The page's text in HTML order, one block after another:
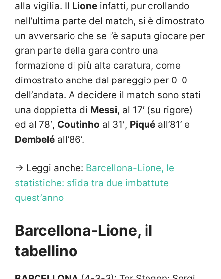
alla vigilia. Il Lione infatti, pur crollando
nell’ultima parte del match, si è dimostrato
un avversario che se l’è saputa giocare per
gran parte della gara contro una
formazione di più alta caratura, come
dimostrato anche dal pareggio per 0-0
dell’andata. A decidere il match sono stati
una doppietta di Messi, al 17′ (su rigore)
ed al 78′, Coutinho al 31′, Piqué all’81’ e
Dembelé all’86’.
-> Leggi anche: Barcellona-Lione, le
statistiche: sfida tra due imbattute
quest’anno
Barcellona-Lione, il
tabellino